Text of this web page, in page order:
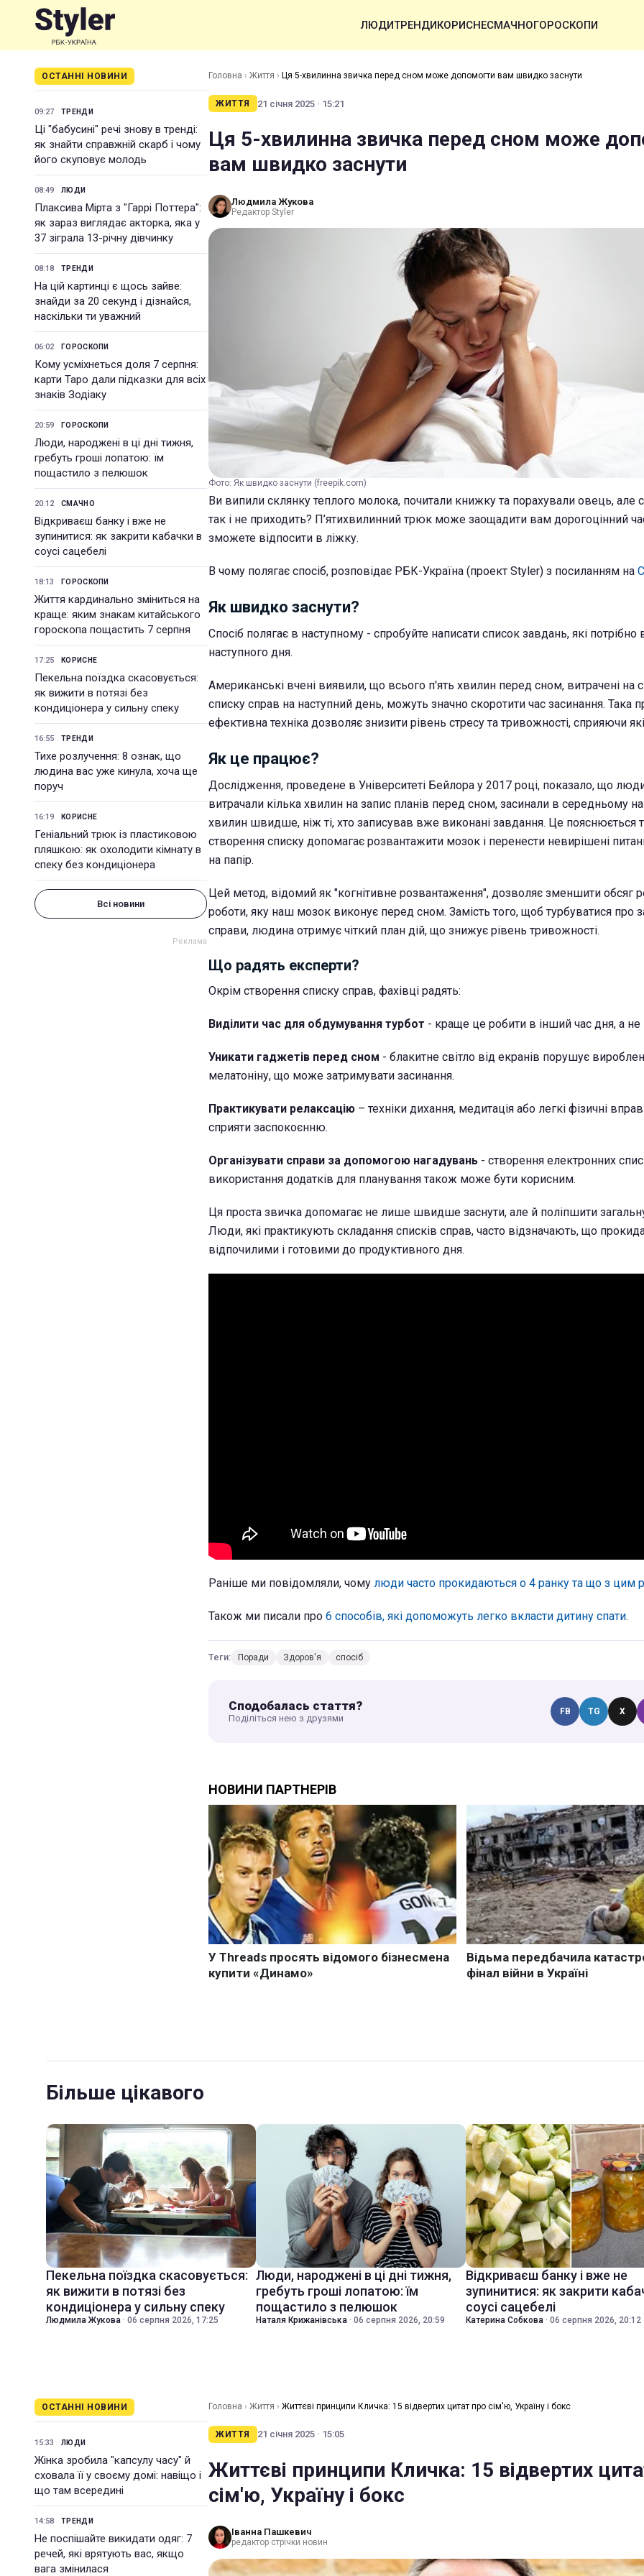
ЛЮДИТРЕНДИКОРИСНЕСМАЧНОГОРОСКОПИ
ОСТАННІ НОВИНИ
09:27 ТРЕНДИ
Ці "бабусині" речі знову в тренді:
як знайти справжній скарб і чому
його скуповує молодь
08:49 ЛЮДИ
Плаксива Мірта з "Гаррі Поттера":
як зараз виглядає акторка, яка у
37 зіграла 13-річну дівчинку
08:18 ТРЕНДИ
На цій картинці є щось зайве:
знайди за 20 секунд і дізнайся,
наскільки ти уважний
06:02 ГОРОСКОПИ
Кому усміхнеться доля 7 серпня:
карти Таро дали підказки для всіх
знаків Зодіаку
20:59 ГОРОСКОПИ
Люди, народжені в ці дні тижня,
гребуть гроші лопатою: їм
пощастило з пелюшок
20:12 СМАЧНО
Відкриваєш банку і вже не
зупинитися: як закрити кабачки в
соусі сацебелі
18:13 ГОРОСКОПИ
Життя кардинально зміниться на
краще: яким знакам китайського
гороскопа пощастить 7 серпня
17:25 КОРИСНЕ
Пекельна поїздка скасовується:
як вижити в потязі без
кондиціонера у сильну спеку
16:55 ТРЕНДИ
Тихе розлучення: 8 ознак, що
людина вас уже кинула, хоча ще
поруч
16:19 КОРИСНЕ
Геніальний трюк із пластиковою
пляшкою: як охолодити кімнату в
спеку без кондиціонера
Всі новини
Головна › Життя › Ця 5-хвилинна звичка перед сном може допомогти вам швидко заснути
ЖИТТЯ 21 січня 2025 · 15:21
Ця 5-хвилинна звичка перед сном може
вам швидко заснути
Людмила Жукова
Редактор Styler
Фото: Як швидко заснути (freepik.com)
Ви випили склянку теплого молока, почитали книжку та порахували овець, але
так і не приходить? П’ятихвилинний трюк може заощадити вам дорогоцінний
зможете відпосити в ліжку.
В чому полягає спосіб, розповідає РБК-Україна (проект Styler) з посиланням на
Як швидко заснути?
Спосіб полягає в наступному - спробуйте написати список завдань, які потрібно
наступного дня.
Американські вчені виявили, що всього п'ять хвилин перед сном, витрачені на
списку справ на наступний день, можуть значно скоротити час засинання. Така
ефективна техніка дозволяє знизити рівень стресу та тривожності, сприяючи
Як це працює?
Дослідження, проведене в Університеті Бейлора у 2017 році, показало, що
витрачали кілька хвилин на запис планів перед сном, засинали в середньому
хвилин швидше, ніж ті, хто записував вже виконані завдання. Це пояснюється
створення списку допомагає розвантажити мозок і перенести невирішені
на папір.
Цей метод, відомий як "когнітивне розвантаження", дозволяє зменшити обсяг
роботи, яку наш мозок виконує перед сном. Замість того, щоб турбуватися про
справи, людина отримує чіткий план дій, що знижує рівень тривожності.
Що радять експерти?
Окрім створення списку справ, фахівці радять:
Виділити час для обдумування турбот - краще це робити в інший час дня, а не
Уникати гаджетів перед сном - блакитне світло від екранів порушує
мелатоніну, що може затримувати засинання.
Практикувати релаксацію – техніки дихання, медитація або легкі фізичні
сприяти заспокоєнню.
Організувати справи за допомогою нагадувань - створення електронних
використання додатків для планування також може бути корисним.
Ця проста звичка допомагає не лише швидше заснути, але й поліпшити загальну
Люди, які практикують складання списків справ, часто відзначають, що
відпочилими і готовими до продуктивного дня.
Раніше ми повідомляли, чому люди часто прокидаються о 4 ранку та що з цим
Також ми писали про 6 способів, які допоможуть легко вкласти дитину спати.
Теги: Поради Здоров'я спосіб
Сподобалась стаття?
Поділіться нею з друзями
FB TG X
Більше цікавого
Пекельна поїздка скасовується:
як вижити в потязі без
кондиціонера у сильну спеку
Людмила Жукова · 06 серпня 2026, 17:25
Люди, народжені в ці дні тижня,
гребуть гроші лопатою: їм
пощастило з пелюшок
Наталя Крижанівська · 06 серпня 2026, 20:59
Відкриваєш банку і вже не
зупинитися: як закрити
соусі сацебелі
Катерина Собкова · 06 серпня 2026, 20:12
ОСТАННІ НОВИНИ
15:33 ЛЮДИ
Жінка зробила "капсулу часу" й
сховала її у своєму домі: навіщо і
що там всередині
14:58 ТРЕНДИ
Не поспішайте викидати одяг: 7
речей, які врятують вас, якщо
вага змінилася
Головна › Життя › Життєві принципи Кличка: 15 відвертих цитат про сім'ю, Україну і бокс
ЖИТТЯ 21 січня 2025 · 15:05
Життєві принципи Кличка: 15 відвертих
сім'ю, Україну і бокс
Іванна Пашкевич
редактор стрічки новин